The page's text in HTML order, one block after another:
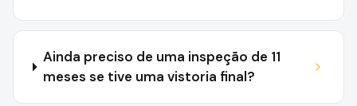
Ainda preciso de uma inspeção de 11
meses se tive uma vistoria final?